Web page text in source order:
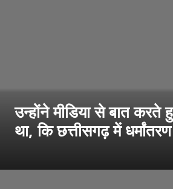
उन्होंने मीडिया से बात करते
था, कि छत्तीसगढ़ में